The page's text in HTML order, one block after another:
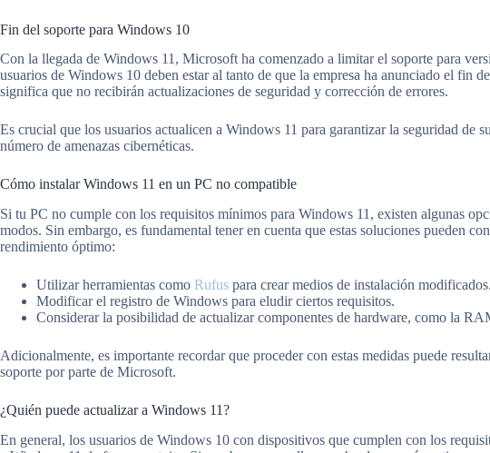
Fin del soporte para Windows 10
Con la llegada de Windows 11, Microsoft ha comenzado a limitar el soporte para
usuarios de Windows 10 deben estar al tanto de que la empresa ha anunciado el fin
significa que no recibirán actualizaciones de seguridad y corrección de errores.
Es crucial que los usuarios actualicen a Windows 11 para garantizar la seguridad de
número de amenazas cibernéticas.
Cómo instalar Windows 11 en un PC no compatible
Si tu PC no cumple con los requisitos mínimos para Windows 11, existen algunas
modos. Sin embargo, es fundamental tener en cuenta que estas soluciones pueden
rendimiento óptimo:
Utilizar herramientas como Rufus para crear medios de instalación modificados.
Modificar el registro de Windows para eludir ciertos requisitos.
Considerar la posibilidad de actualizar componentes de hardware, como la
Adicionalmente, es importante recordar que proceder con estas medidas puede
soporte por parte de Microsoft.
¿Quién puede actualizar a Windows 11?
En general, los usuarios de Windows 10 con dispositivos que cumplen con los